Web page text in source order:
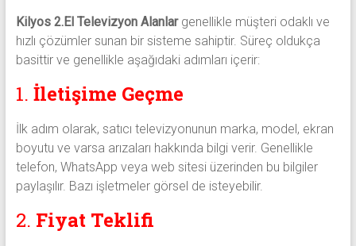
Kilyos 2.El Televizyon Alanlargenellikle müşteri odaklı ve
hızlı çözümler sunan bir sisteme sahiptir. Süreç oldukça
basittir ve genellikle aşağıdaki adımları içerir:
1. İletişime Geçme
İlk adım olarak, satıcı televizyonunun marka, model, ekran
boyutu ve varsa arızaları hakkında bilgi verir. Genellikle
telefon, WhatsApp veya web sitesi üzerinden bu bilgiler
paylaşılır. Bazı işletmeler görsel de isteyebilir.
2. Fiyat Teklifi